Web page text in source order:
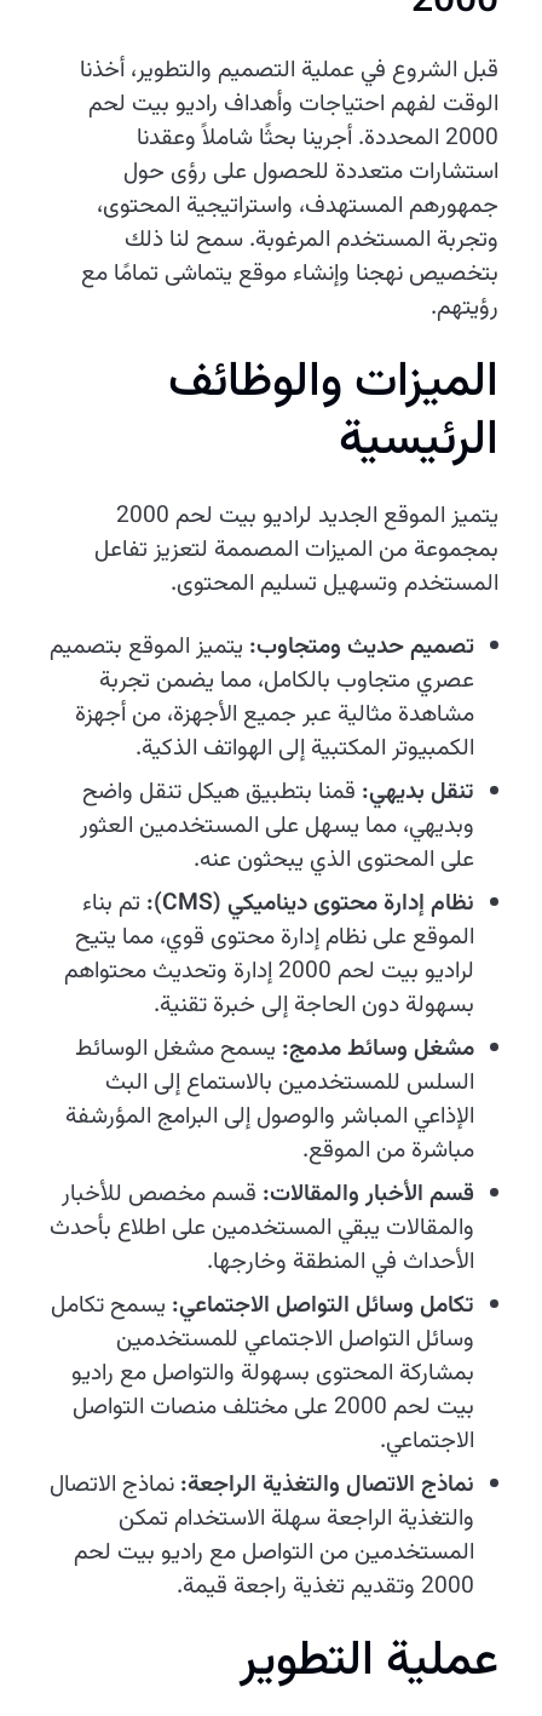
قبل الشروع في عملية التصميم والتطوير، أخذنا
الوقت لفهم احتياجات وأهداف راديو بيت لحم
2000 المحددة. أجرينا بحثًا شاملاً وعقدنا
استشارات متعددة للحصول على رؤى حول
جمهورهم المستهدف، واستراتيجية المحتوى،
وتجربة المستخدم المرغوبة. سمح لنا ذلك
بتخصيص نهجنا وإنشاء موقع يتماشى تمامًا مع
رؤيتهم.
الميزات والوظائف
الرئيسية
يتميز الموقع الجديد لراديو بيت لحم 2000
بمجموعة من الميزات المصممة لتعزيز تفاعل
المستخدم وتسهيل تسليم المحتوى.
تصميم حديث ومتجاوب: يتميز الموقع بتصميم
عصري متجاوب بالكامل، مما يضمن تجربة
مشاهدة مثالية عبر جميع الأجهزة، من أجهزة
الكمبيوتر المكتبية إلى الهواتف الذكية.
تنقل بديهي: قمنا بتطبيق هيكل تنقل واضح
وبديهي، مما يسهل على المستخدمين العثور
على المحتوى الذي يبحثون عنه.
نظام إدارة محتوى ديناميكي (CMS):
تم بناء
الموقع على نظام إدارة محتوى قوي، مما يتيح
لراديو بيت لحم 2000 إدارة وتحديث محتواهم
بسهولة دون الحاجة إلى خبرة تقنية.
مشغل وسائط مدمج: يسمح مشغل الوسائط
السلس للمستخدمين بالاستماع إلى البث
الإذاعي المباشر والوصول إلى البرامج المؤرشفة
مباشرة من الموقع.
قسم الأخبار والمقالات: قسم مخصص للأخبار
والمقالات يبقي المستخدمين على اطلاع بأحدث
الأحداث في المنطقة وخارجها.
تكامل وسائل التواصل الاجتماعي: يسمح تكامل
وسائل التواصل الاجتماعي للمستخدمين
بمشاركة المحتوى بسهولة والتواصل مع راديو
بيت لحم 2000 على مختلف منصات التواصل
الاجتماعي.
نماذج الاتصال والتغذية الراجعة: نماذج الاتصال
والتغذية الراجعة سهلة الاستخدام تمكن
المستخدمين من التواصل مع راديو بيت لحم
2000 وتقديم تغذية راجعة قيمة.
عملية التطوير